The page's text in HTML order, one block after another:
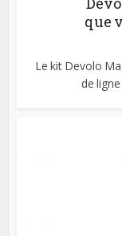
que
Le kit Devolo
de